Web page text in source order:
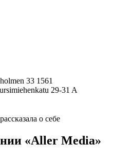
33 1561
29-31 A
о себе
«Aller Media»